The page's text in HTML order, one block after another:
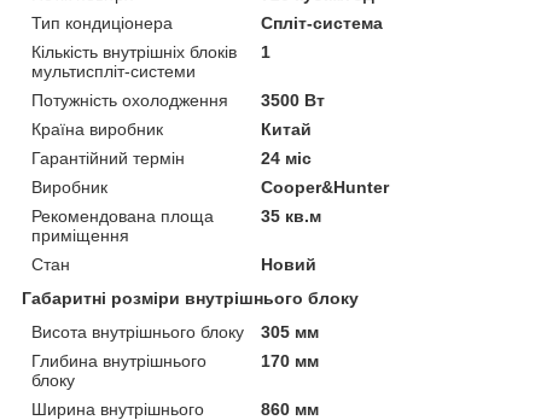
Тип кондиціонера
Спліт-система
Кількість внутрішніх блоків
мультиспліт-системи
1
Потужність охолодження
3500 Вт
Країна виробник
Китай
Гарантійний термін
24 міс
Виробник
Cooper&Hunter
Рекомендована площа
приміщення
35 кв.м
Стан
Новий
Габаритні розміри внутрішнього блоку
Висота внутрішнього блоку
305 мм
Глибина внутрішнього
блоку
170 мм
Ширина внутрішнього
860 мм